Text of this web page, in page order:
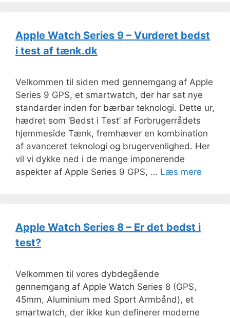
Apple Watch Series 9 – Vurderet bedst
i test af tænk.dk
Velkommen til siden med gennemgang af Apple
Series 9 GPS, et smartwatch, der har sat nye
standarder inden for bærbar teknologi. Dette ur,
hædret som ‘Bedst i Test’ af Forbrugerrådets
hjemmeside Tænk, fremhæver en kombination
af avanceret teknologi og brugervenlighed. Her
vil vi dykke ned i de mange imponerende
aspekter af Apple Series 9 GPS, … Læs mere
Apple Watch Series 8 – Er det bedst i
test?
Velkommen til vores dybdegående
gennemgang af Apple Watch Series 8 (GPS,
45mm, Aluminium med Sport Armbånd), et
smartwatch, der ikke kun definerer moderne